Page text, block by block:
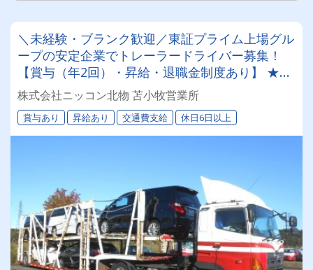
＼未経験・ブランク歓迎／東証プライム上場グル
ープの安定企業でトレーラードライバー募集！
【賞与（年2回）・昇給・退職金制度あり】 ★一
人一台の専属車両★無事故等で月給24,000円UP
のチャンス◎★資格取得支援制度★希望休＆育休
実績あり！女性ドライバーも活躍中の働きやすい
職場です♪
株式会社ニッコン北物 苫小牧営業所
賞与あり 昇給あり 交通費支給 休日6日以上